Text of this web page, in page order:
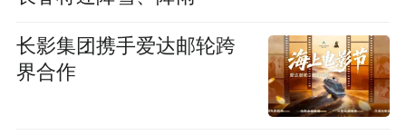
长影集团携手爱达邮轮跨
界合作